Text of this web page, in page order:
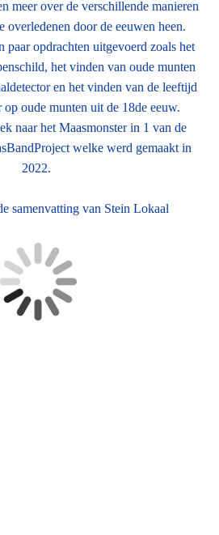
meer over de verschillende manieren
overledenen door de eeuwen heen.
paar opdrachten uitgevoerd zoals het
het vinden van oude munten
en het vinden van de leeftijd
op oude munten uit de 18de eeuw.
naar het Maasmonster in 1 van de
welke werd gemaakt in
2022.
samenvatting van Stein Lokaal